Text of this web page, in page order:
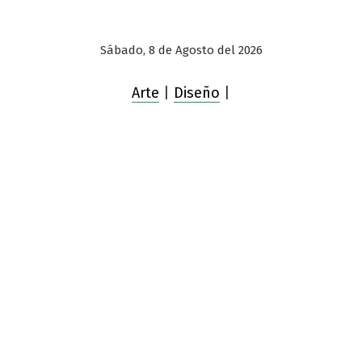
Sábado, 8 de Agosto del 2026
Arte Diseño